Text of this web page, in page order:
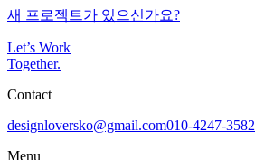
새 프로젝트가 있으신가요?
Let’s Work
Together.
Contact
designloversko@gmail.com010-4247-3582
Menu